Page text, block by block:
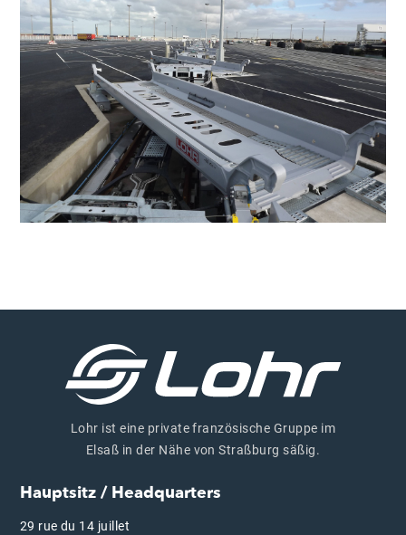
Lohr ist eine private französische Gruppe im
Elsaß in der Nähe von Straßburg säßig.
Hauptsitz / Headquarters
29 rue du 14 juillet